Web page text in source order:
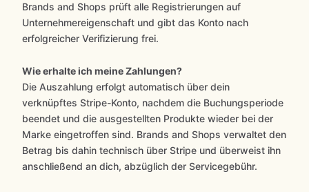
Brands and Shops prüft alle Registrierungen auf
Unternehmereigenschaft und gibt das Konto nach
erfolgreicher Verifizierung frei.
Wie erhalte ich meine Zahlungen?
Die Auszahlung erfolgt automatisch über dein
verknüpftes Stripe-Konto, nachdem die Buchungsperiode
beendet und die ausgestellten Produkte wieder bei der
Marke eingetroffen sind. Brands and Shops verwaltet den
Betrag bis dahin technisch über Stripe und überweist ihn
anschließend an dich, abzüglich der Servicegebühr.